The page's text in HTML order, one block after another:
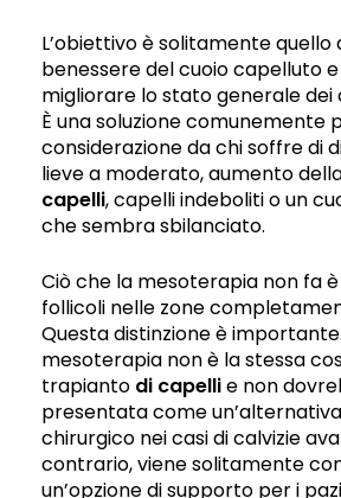
L’obiettivo è solitamente quello
benessere del cuoio capelluto
migliorare lo stato generale dei
È una soluzione comunemente
considerazione da chi soffre di
lieve a moderato, aumento
capelli, capelli indeboliti o un
che sembra sbilanciato.
Ciò che la mesoterapia non fa
follicoli nelle zone
Questa distinzione è
mesoterapia non è la stessa
trapianto di capellie non
presentata come
chirurgico nei casi di calvizie
contrario, viene solitamente
un’opzione di supporto per i